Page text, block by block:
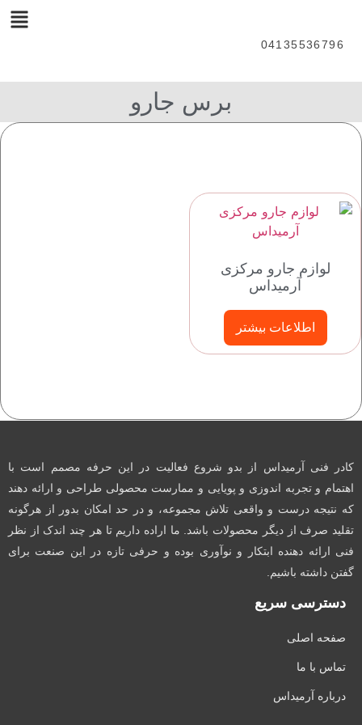
04135536796
برس جارو
لوازم جارو مرکزی
آرمیداس
اطلاعات بیشتر
کادر فنی آرمیداس از بدو شروع فعالیت در این حرفه مصمم است با
اهتمام و تجربه اندوزی و پویایی و ممارست محصولی طراحی و ارائه دهند
که نتیجه درست و واقعی تلاش مجموعه، و در حد امکان بدور از هرگونه
تقلید صرف از دیگر محصولات باشد. ما اراده داریم تا هر چند اندک از نظر
فنی ارائه دهنده ابتکار و نوآوری بوده و حرفی تازه در این صنعت برای
گفتن داشته باشیم.
دسترسی سریع
صفحه اصلی
تماس با ما
درباره آرمیداس